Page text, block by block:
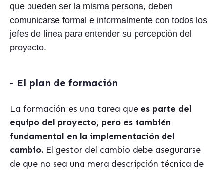
que pueden ser la misma persona, deben
comunicarse formal e informalmente con todos los
jefes de línea para entender su percepción del
proyecto.
- El plan de formación
La formación es una tarea que es parte del
equipo del proyecto, pero es también
fundamental en la implementación del
cambio. El gestor del cambio debe asegurarse
de que no sea una mera descripción técnica de